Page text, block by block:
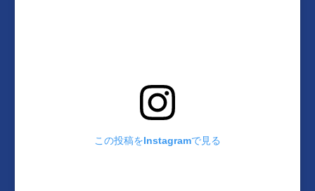
この投稿をInstagramで見る